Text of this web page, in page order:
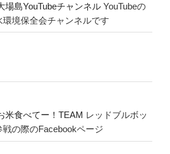
場島YouTubeチャンネル YouTubeの
境保全会チャンネルです
米食べてー！TEAM レッドブルボッ
の際のFacebookページ